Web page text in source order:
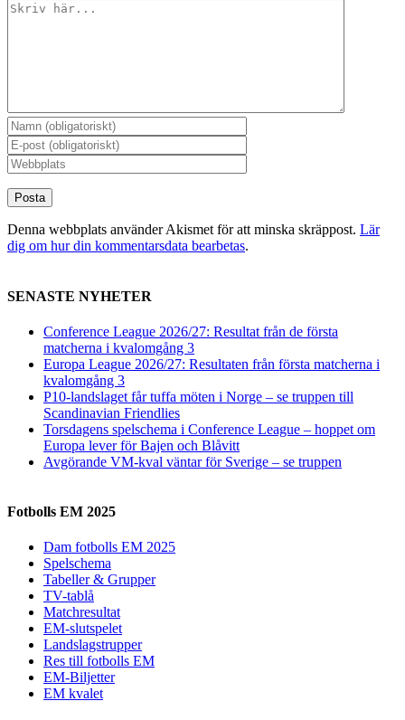
Denna webbplats använder Akismet för att minska skräppost. Lär
dig om hur din kommentarsdata bearbetas.
SENASTE NYHETER
Conference League 2026/27: Resultat från de första
matcherna i kvalomgång 3
Europa League 2026/27: Resultaten från första matcherna i
kvalomgång 3
P10-landslaget får tuffa möten i Norge – se truppen till
Scandinavian Friendlies
Torsdagens spelschema i Conference League – hoppet om
Europa lever för Bajen och Blåvitt
Avgörande VM-kval väntar för Sverige – se truppen
Fotbolls EM 2025
Dam fotbolls EM 2025
Spelschema
Tabeller & Grupper
TV-tablå
Matchresultat
EM-slutspelet
Landslagstrupper
Res till fotbolls EM
EM-Biljetter
EM kvalet